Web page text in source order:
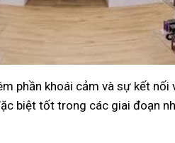
phần khoái cảm và sự kết
biệt tốt trong các giai đoạn